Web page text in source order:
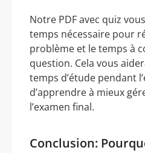
Notre PDF avec quiz
temps nécessaire pour
problème et le temps à
question. Cela vous
temps d’étude pendant
d’apprendre à mieux
l’examen final.
Conclusion: